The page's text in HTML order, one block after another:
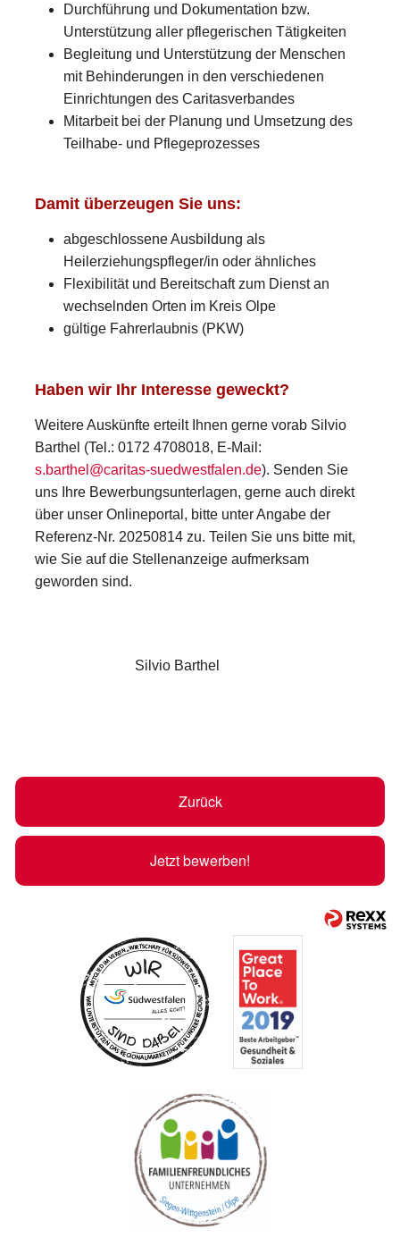
Durchführung und Dokumentation bzw.
Unterstützung aller pflegerischen Tätigkeiten
Begleitung und Unterstützung der Menschen
mit Behinderungen in den verschiedenen
Einrichtungen des Caritasverbandes
Mitarbeit bei der Planung und Umsetzung des
Teilhabe- und Pflegeprozesses
Damit überzeugen Sie uns:
abgeschlossene Ausbildung als
Heilerziehungspfleger/in oder ähnliches
Flexibilität und Bereitschaft zum Dienst an
wechselnden Orten im Kreis Olpe
gültige Fahrerlaubnis (PKW)
Haben wir Ihr Interesse geweckt?
Weitere Auskünfte erteilt Ihnen gerne vorab Silvio
Barthel (Tel.: 0172 4708018, E-Mail:
s.barthel@caritas-suedwestfalen.de). Senden Sie
uns Ihre Bewerbungsunterlagen, gerne auch direkt
über unser Onlineportal, bitte unter Angabe der
Referenz-Nr. 20250814 zu. Teilen Sie uns bitte mit,
wie Sie auf die Stellenanzeige aufmerksam
geworden sind.
Silvio Barthel
Zurück
Jetzt bewerben!